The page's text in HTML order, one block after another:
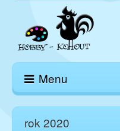
Menu
Domů
rok 2020